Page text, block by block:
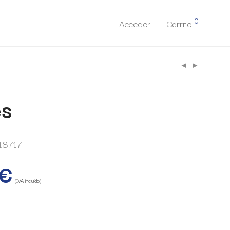
Acceder Carrito 0
(IVA incluido)